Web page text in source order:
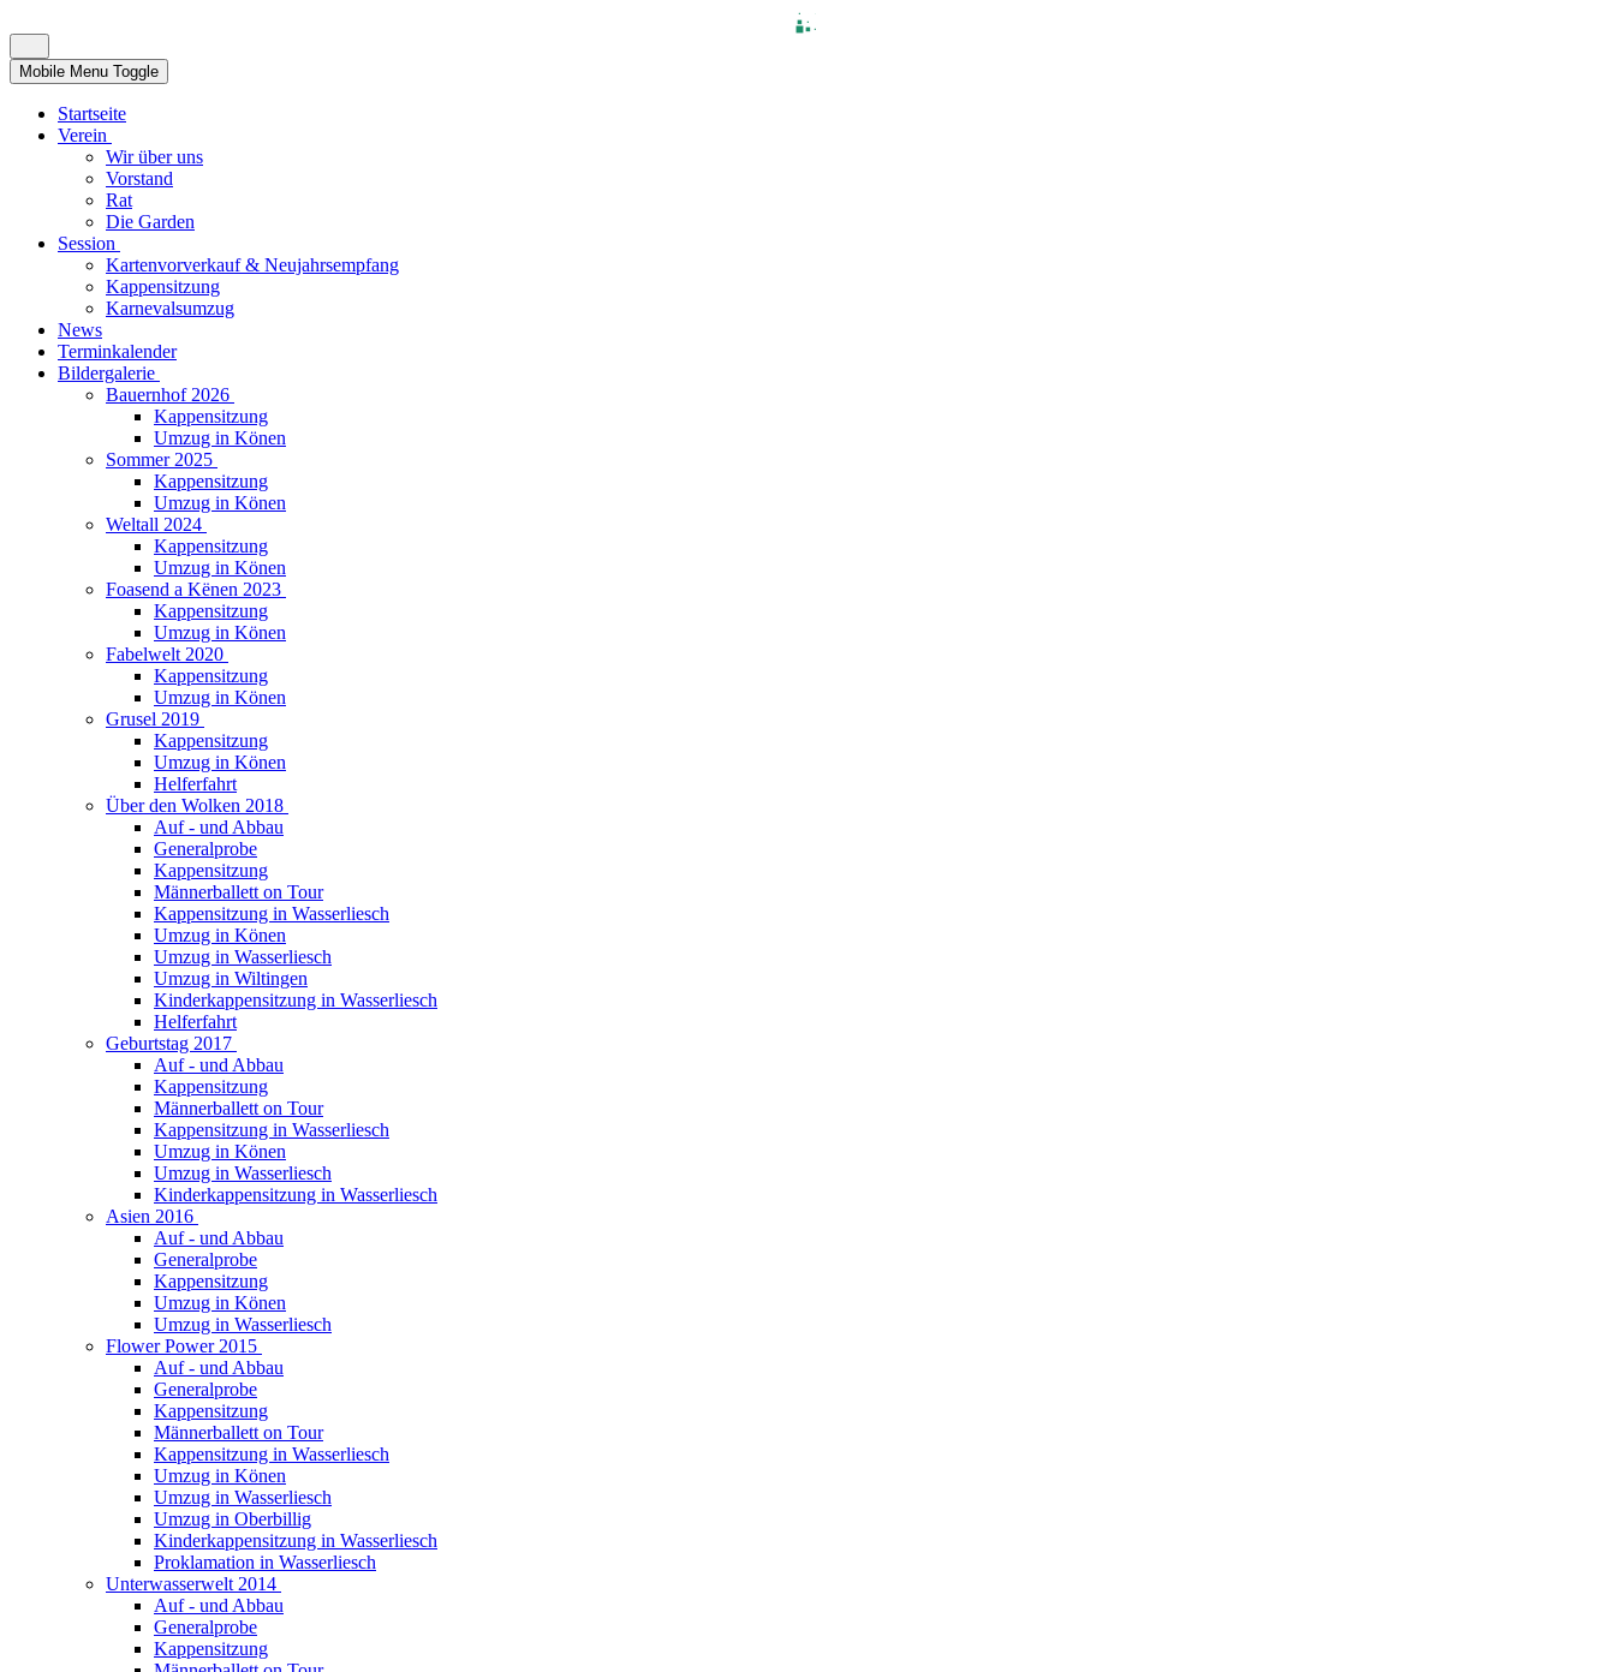
Mobile Menu Toggle
Startseite
Verein
Wir über uns
Vorstand
Rat
Die Garden
Session
Kartenvorverkauf & Neujahrsempfang
Kappensitzung
Karnevalsumzug
News
Terminkalender
Bildergalerie
Bauernhof 2026
Kappensitzung
Umzug in Könen
Sommer 2025
Kappensitzung
Umzug in Könen
Weltall 2024
Kappensitzung
Umzug in Könen
Foasend a Kënen 2023
Kappensitzung
Umzug in Könen
Fabelwelt 2020
Kappensitzung
Umzug in Könen
Grusel 2019
Kappensitzung
Umzug in Könen
Helferfahrt
Über den Wolken 2018
Auf - und Abbau
Generalprobe
Kappensitzung
Männerballett on Tour
Kappensitzung in Wasserliesch
Umzug in Könen
Umzug in Wasserliesch
Umzug in Wiltingen
Kinderkappensitzung in Wasserliesch
Helferfahrt
Geburtstag 2017
Auf - und Abbau
Kappensitzung
Männerballett on Tour
Kappensitzung in Wasserliesch
Umzug in Könen
Umzug in Wasserliesch
Kinderkappensitzung in Wasserliesch
Asien 2016
Auf - und Abbau
Generalprobe
Kappensitzung
Umzug in Könen
Umzug in Wasserliesch
Flower Power 2015
Auf - und Abbau
Generalprobe
Kappensitzung
Männerballett on Tour
Kappensitzung in Wasserliesch
Umzug in Könen
Umzug in Wasserliesch
Umzug in Oberbillig
Kinderkappensitzung in Wasserliesch
Proklamation in Wasserliesch
Unterwasserwelt 2014
Auf - und Abbau
Generalprobe
Kappensitzung